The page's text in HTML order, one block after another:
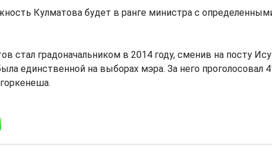
Кулматова будет в ранге министра с
стал градоначальником в 2014 году, сменив на посту Ису
единственной на выборах мэра. За него проголосовал